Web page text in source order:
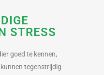
STRESS
goed te kennen,
tegenstrijdig